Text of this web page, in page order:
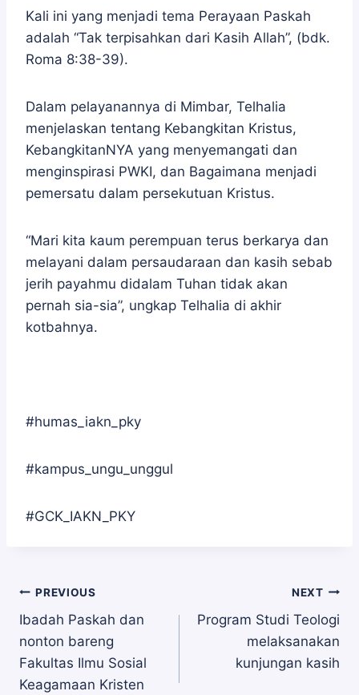
Kali ini yang menjadi tema Perayaan Paskah
adalah “Tak terpisahkan dari Kasih Allah”, (bdk.
Roma 8:38-39).
Dalam pelayanannya di Mimbar, Telhalia
menjelaskan tentang Kebangkitan Kristus,
KebangkitanNYA yang menyemangati dan
menginspirasi PWKI, dan Bagaimana menjadi
pemersatu dalam persekutuan Kristus.
“Mari kita kaum perempuan terus berkarya dan
melayani dalam persaudaraan dan kasih sebab
jerih payahmu didalam Tuhan tidak akan
pernah sia-sia”, ungkap Telhalia di akhir
kotbahnya.
#humas_iakn_pky
#kampus_ungu_unggul
#GCK_IAKN_PKY
Navigasi
pos
PREVIOUS
Ibadah Paskah dan
nonton bareng
Fakultas Ilmu Sosial
Keagamaan Kristen
NEXT
Program Studi Teologi
melaksanakan
kunjungan kasih